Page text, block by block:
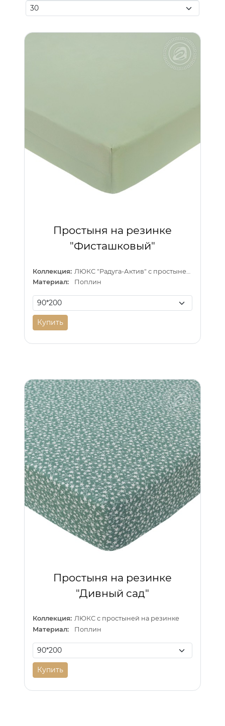
Простыня на резинке
"Фисташковый"
Коллекция:
Материал:
Поплин
Купить
Простыня на резинке
"Дивный сад"
Коллекция: ЛЮКС с простыней на резинке
Материал:
Поплин
Купить